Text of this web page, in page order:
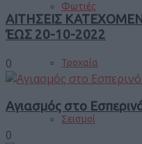
Φωτιές
Τροχαία
Σεισμοί
ΑΙΤΗΣΕΙΣ
ΈΩΣ 20-10-2022
0
Αγιασμός στο
0